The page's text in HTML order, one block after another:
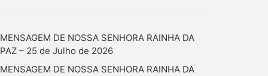
MENSAGEM DE NOSSA SENHORA RAINHA DA
PAZ – 25 de Julho de 2026
MENSAGEM DE NOSSA SENHORA RAINHA DA